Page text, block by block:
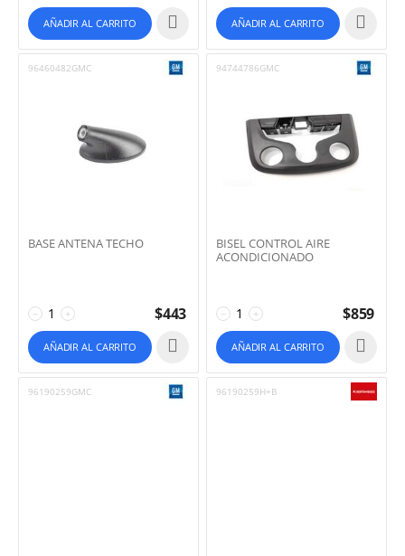
AÑADIR AL CARRITO AÑADIR AL CARRITO
96460482GMC
BASE ANTENA TECHO
+
− $443
AÑADIR AL CARRITO
94744786GMC
BISEL CONTROL AIRE
ACONDICIONADO
+
− $859
AÑADIR AL CARRITO
96190259GMC 96190259H+B